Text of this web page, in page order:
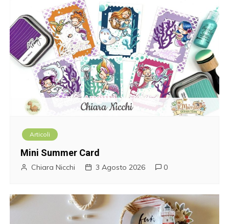
a
r
t
Articoli
Mini Summer Card
Chiara Nicchi 3 Agosto 2026 0